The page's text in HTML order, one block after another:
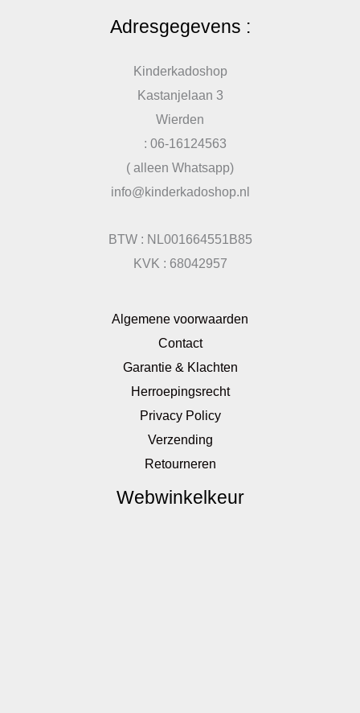
Adresgegevens :
Kinderkadoshop
Kastanjelaan 3
Wierden
: 06-16124563
( alleen Whatsapp)
info@kinderkadoshop.nl
BTW : NL001664551B85
KVK : 68042957
Algemene voorwaarden
Contact
Garantie & Klachten
Herroepingsrecht
Privacy Policy
Verzending
Retourneren
Webwinkelkeur